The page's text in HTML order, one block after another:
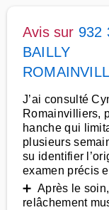
Avis sur 932
BAILLY
J’ai consulté
Romainvilliers,
hanche qui
plusieurs
su identifier
examen précis
➕ Après le
relâchement